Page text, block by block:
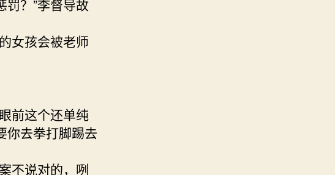
罚？”李督导故
女孩会被老师
前这个还单纯
你去拳打脚踢去
不说对的，咧